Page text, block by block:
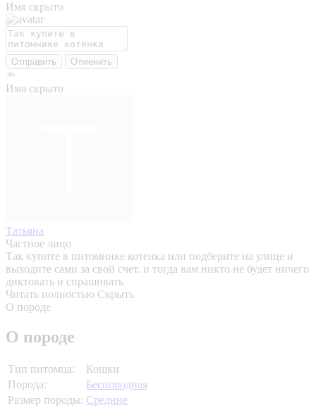
Имя скрыто
Отправить Отменить
Имя скрыто
Татьяна
Частное лицо
Так купите в питомнике котенка или подберите на улице и
выходите сами за свой счет. и тогда вам никто не будет ничего
диктовать и спрашивать
Читать полностью Скрыть
О породе
О породе
Тип питомца:
Кошки
Порода:
Беспородная
Размер породы: Средние